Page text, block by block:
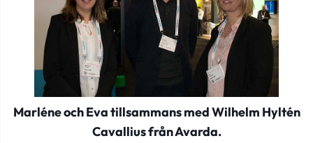
Marléne och Eva tillsammans med Wilhelm Hyltén
Cavallius från Avarda.